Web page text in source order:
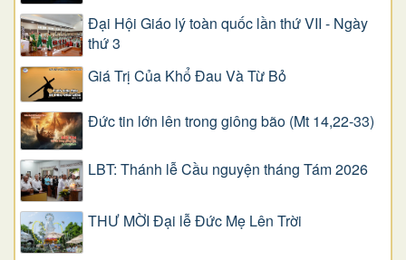
Đại Hội Giáo lý toàn quốc lần thứ VII - Ngày
thứ 3
Giá Trị Của Khổ Ðau Và Từ Bỏ
Đức tin lớn lên trong giông bão (Mt 14,22-33)
LBT: Thánh lễ Cầu nguyện tháng Tám 2026
THƯ MỜI Đại lễ Đức Mẹ Lên Trời